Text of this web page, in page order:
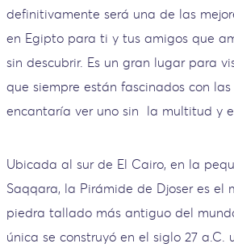
definitivamente será una de las
en Egipto para ti y tus amigos que
sin descubrir. Es un gran lugar para
que siempre están fascinados con
encantaría ver uno sin la multitud y
Ubicada al sur de El Cairo, en la
Saqqara, la Pirámide de Djoser es el
piedra tallado más antiguo del
única se construyó en el siglo 27 a.C.